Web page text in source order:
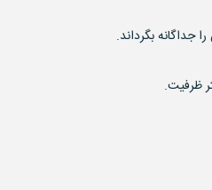
جداگانه بگرداند.
ظرفیت.